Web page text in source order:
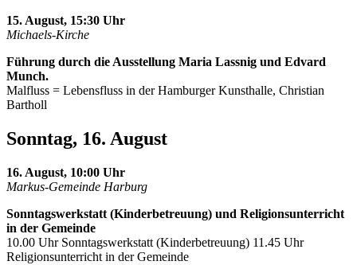
15. August, 15:30 Uhr
Michaels-Kirche
Führung durch die Ausstellung Maria Lassnig und Edvard
Munch.
Malfluss = Lebensfluss in der Hamburger Kunsthalle, Christian
Bartholl
Sonntag, 16. August
16. August, 10:00 Uhr
Markus-Gemeinde Harburg
Sonntagswerkstatt (Kinderbetreuung) und Religionsunterricht
in der Gemeinde
10.00 Uhr Sonntagswerkstatt (Kinderbetreuung) 11.45 Uhr
Religionsunterricht in der Gemeinde